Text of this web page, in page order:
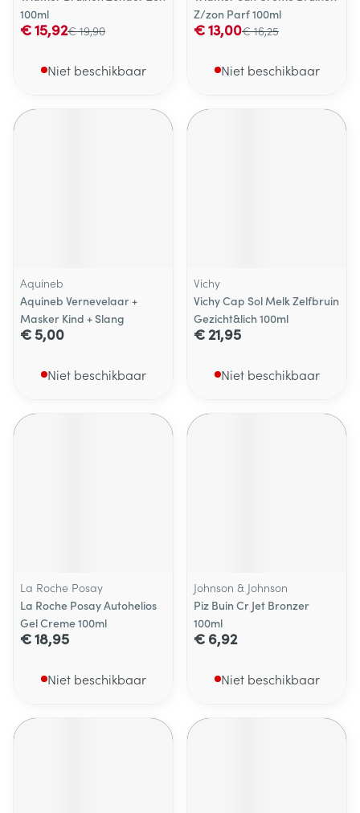
100ml
€ 19,90
€ 15,92
Niet beschikbaar
Z/zon Parf 100ml
€ 16,25
€ 13,00
Niet beschikbaar
Aquineb
Aquineb Vernevelaar +
Masker Kind + Slang
€ 5,00
Niet beschikbaar
Vichy
Vichy Cap Sol Melk Zelfbruin
Gezicht&lich 100ml
€ 21,95
Niet beschikbaar
La Roche Posay
La Roche Posay Autohelios
Gel Creme 100ml
€ 18,95
Niet beschikbaar
Johnson & Johnson
Piz Buin Cr Jet Bronzer
100ml
€ 6,92
Niet beschikbaar